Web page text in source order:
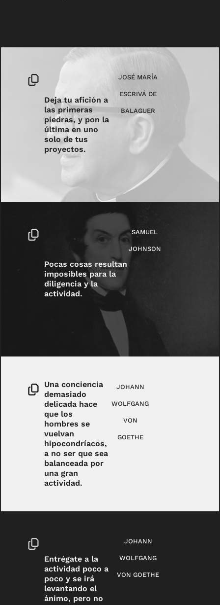
Deja tu afición a
las primeras
piedras, y pon la
última en uno
solo de tus
proyectos.
JOSÉ MARÍA
ESCRIVÁ DE
BALAGUER
Pocas cosas resultan
imposibles para la
diligencia y la
actividad.
SAMUEL
JOHNSON
Una conciencia
demasiado
delicada hace
que los
hombres se
vuelvan
hipocondríacos,
a no ser que sea
balanceada por
una gran
actividad.
JOHANN
WOLFGANG
VON
GOETHE
Entrégate a la
actividad poco a
poco y se irá
levantando el
ánimo, pero no
JOHANN
WOLFGANG
VON GOETHE